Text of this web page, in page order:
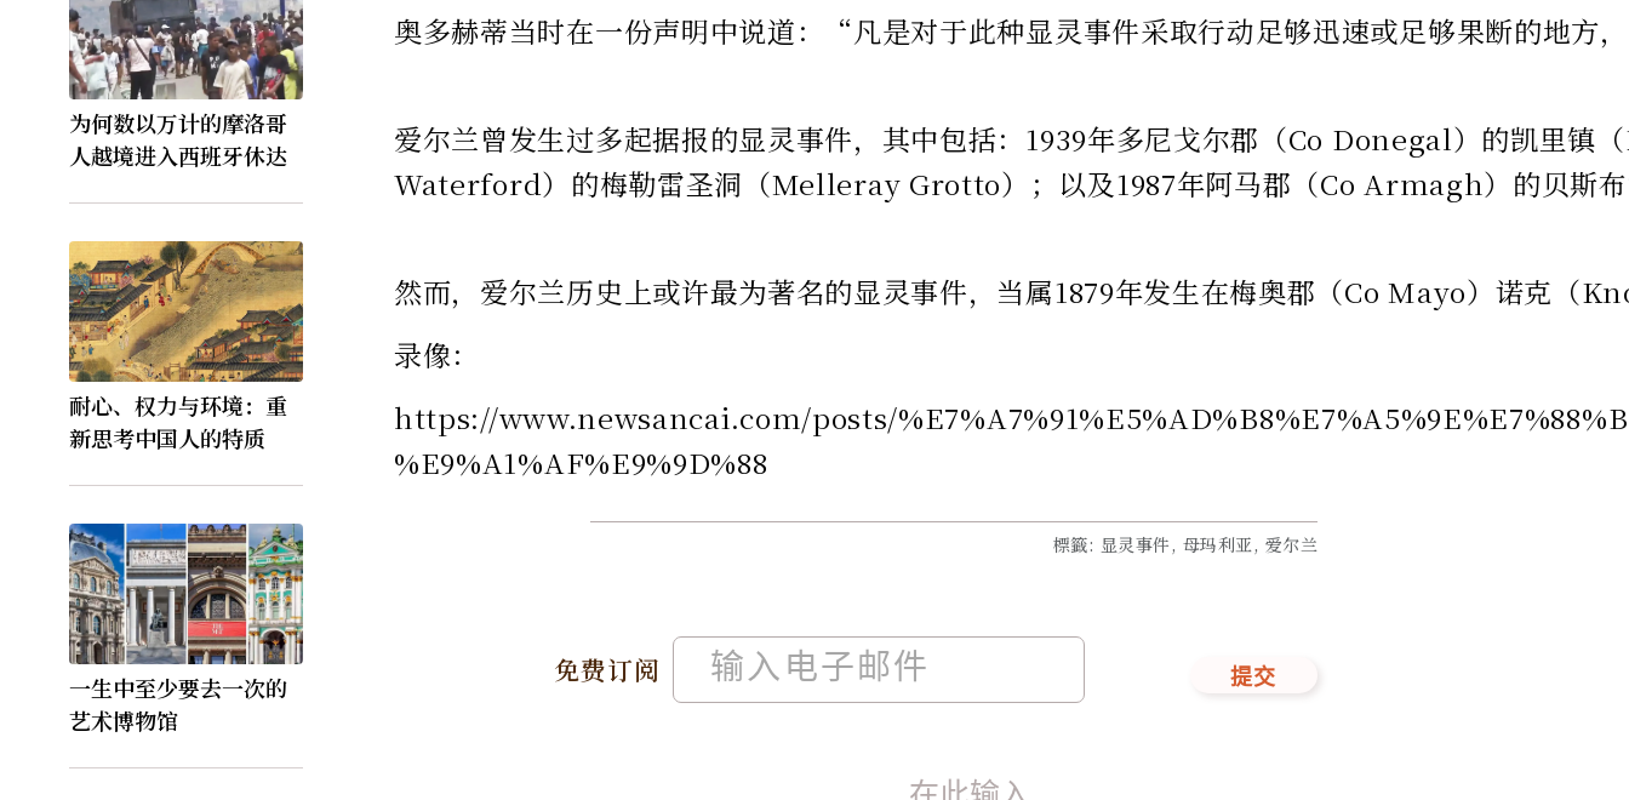
为何数以万计的摩洛哥
人越境进入西班牙休达
耐心、权力与环境：重
新思考中国人的特质
一生中至少要去一次的
艺术博物馆
奥多赫蒂当时在一份声明中说道：“凡是对于此种显灵事件采取行动足够迅速或足够果断的地方
爱尔兰曾发生过多起据报的显灵事件，其中包括：1939年多尼戈尔郡（Co Donegal）的凯
Waterford）的梅勒雷圣洞（Melleray Grotto）；以及1987年阿马郡（Co Armagh）的贝斯
然而，爱尔兰历史上或许最为著名的显灵事件，当属1879年发生在梅奥郡（Co Mayo）诺克（
录像：
https://www.newsancai.com/posts/
%E9%A1%AF%E9%9D%88
免费订阅 提交
標籤: 显灵事件, 母玛利亚, 爱尔兰